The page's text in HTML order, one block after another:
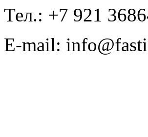
Тел.: +7 921
E-mail: